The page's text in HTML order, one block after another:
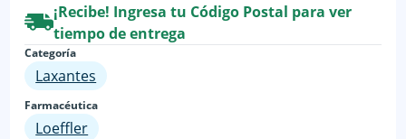
¡Recibe! Ingresa tu Código Postal para ver
tiempo de entrega
Categoría
Laxantes
Farmacéutica
Loeffler